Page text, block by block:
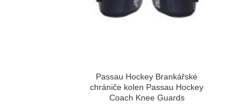
Passau Hockey Brankářské
chrániče kolen Passau Hockey
Coach Knee Guards